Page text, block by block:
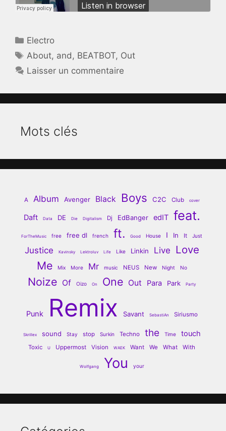
Catégories
Electro
Étiquettes
About, and, BEATBOT, Out
Laisser un commentaire
Mots clés
A Album Avenger Black Boys C2C Club cover
Daft Data DE Die Digitalism Dj EdBanger edIT feat.
ForTheMusic free free dl french ft. Good House I In It Just
Justice Kavinsky Lektroluv Life Like Linkin Live Love
Me Mix More Mr music NEUS New Night No
Noize Of Oizo On One Out Para Park Party
Punk Remix Savant SebastiAn Siriusmo
Skrillex sound Stay stop Surkin Techno the Time touch
Toxic U Uppermost Vision WAEK Want We What With
Wolfgang You your